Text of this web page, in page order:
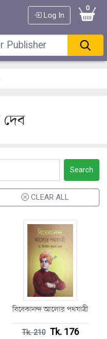
Log In
0
Search
CLEAR ALL
বিবেকানন্দ আলোর পথযাত্রী
Tk. 210Tk. 176